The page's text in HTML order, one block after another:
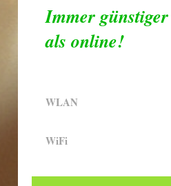
Immer günstiger
als online!
WLAN
WiFi